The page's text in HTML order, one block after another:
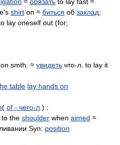
shirt on ≈ биться об заклад;
lay oneself out (for;
on smth. ≈ увидеть что-л. to lay it
table lay hands on
( of - чего-л .) ;
to the shoulder when aimed ≈
Syn: position